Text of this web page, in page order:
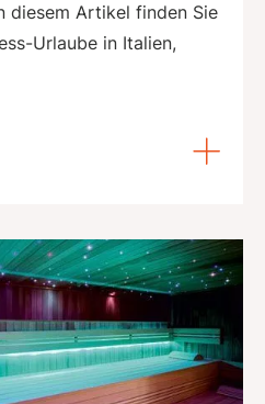
diesem Artikel finden Sie
Urlaube in Italien,